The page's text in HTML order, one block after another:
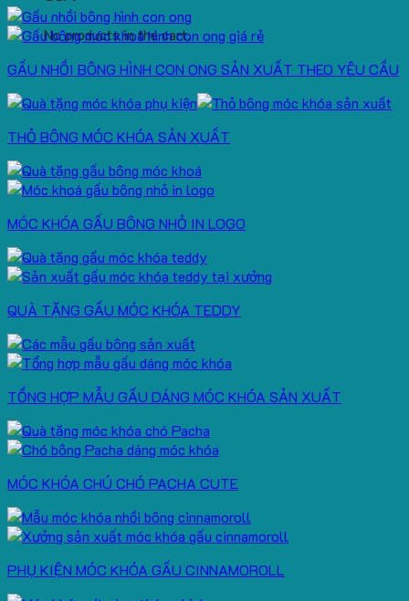
No products in the cart.
GẤU NHỒI BÔNG HÌNH CON ONG SẢN XUẤT THEO YÊU CẦU
THỎ BÔNG MÓC KHÓA SẢN XUẤT
MÓC KHÓA GẤU BÔNG NHỎ IN LOGO
QUÀ TẶNG GẤU MÓC KHÓA TEDDY
TỔNG HỢP MẪU GẤU DÁNG MÓC KHÓA SẢN XUẤT
MÓC KHÓA CHÚ CHÓ PACHA CUTE
PHỤ KIỆN MÓC KHÓA GẤU CINNAMOROLL